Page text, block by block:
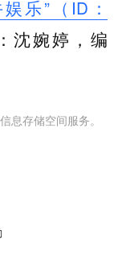
乐”（ID：
沈婉婷，编
息存储空间服务。